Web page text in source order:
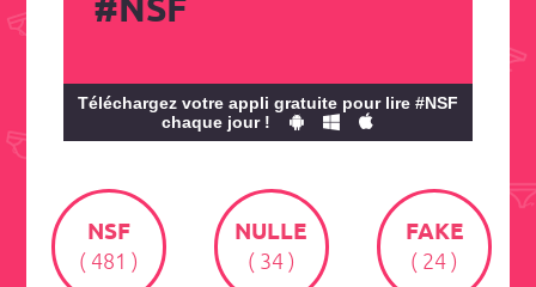
#NSF
Téléchargez votre appli gratuite pour lire #NSF
chaque jour !
NSF
( 481 )
NULLE
( 34 )
FAKE
( 24 )